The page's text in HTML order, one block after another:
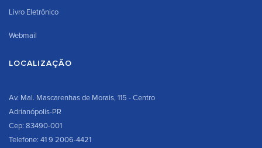
Livro Eletrônico
Webmail
LOCALIZAÇÃO
Av. Mal. Mascarenhas de Morais, 115 - Centro
Adrianópolis-PR
Cep: 83490-001
Telefone: 41 9 2006-4421